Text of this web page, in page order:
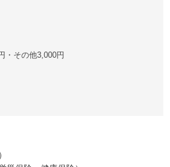
・その他3,000円